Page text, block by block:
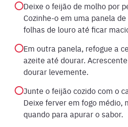
Deixe o feijão de molho por
Cozinhe-o em uma panela
folhas de louro até ficar
Em outra panela, refogue a
azeite até dourar.
dourar levemente.
Junte o feijão cozido com o
Deixe ferver em fogo médio,
quando para apurar o sabor.